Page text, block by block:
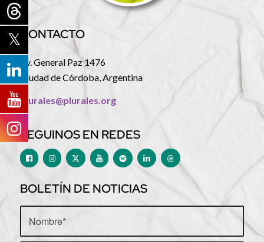
CONTACTO
Av. General Paz 1476
Ciudad de Córdoba, Argentina
plurales@plurales.org
SEGUINOS EN REDES
BOLETÍN DE NOTICIAS